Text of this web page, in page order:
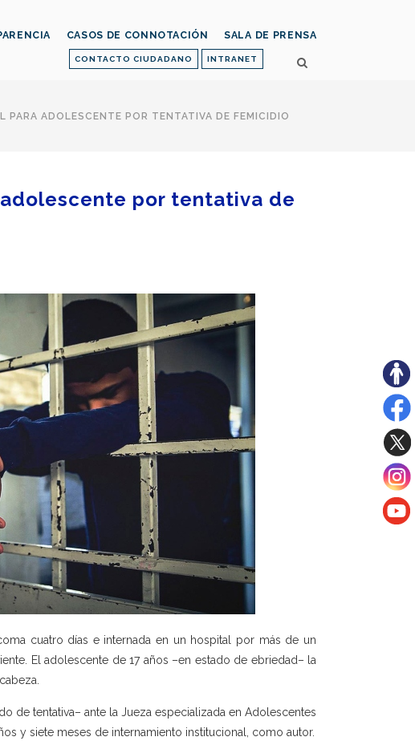
CONTACTO CIUDADANO INTRANET
CASOS DE CONNOTACIÓN SALA DE PRENSA
PARA ADOLESCENTE POR TENTATIVA DE FEMICIDIO
por tentativa de
cuatro días e internada en un hospital por más de un
El adolescente de 17 años –en estado de ebriedad– la
de tentativa– ante la Jueza especializada en Adolescentes
y siete meses de internamiento institucional, como autor.